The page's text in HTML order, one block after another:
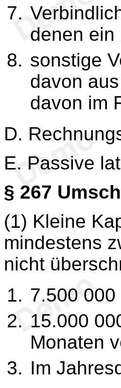
denen ein
sonstige
davon
davon im
D.
E. Passive
§ 267
(1) Kleine
mindestens
nicht
7.500
15.000
Monaten
Im